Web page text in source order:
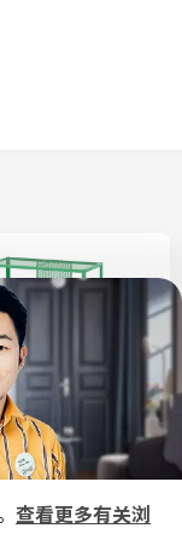
款
厘米
查看更多有关浏